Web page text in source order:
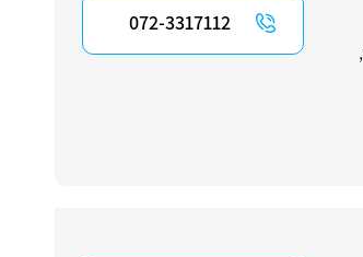
,
072-3317112